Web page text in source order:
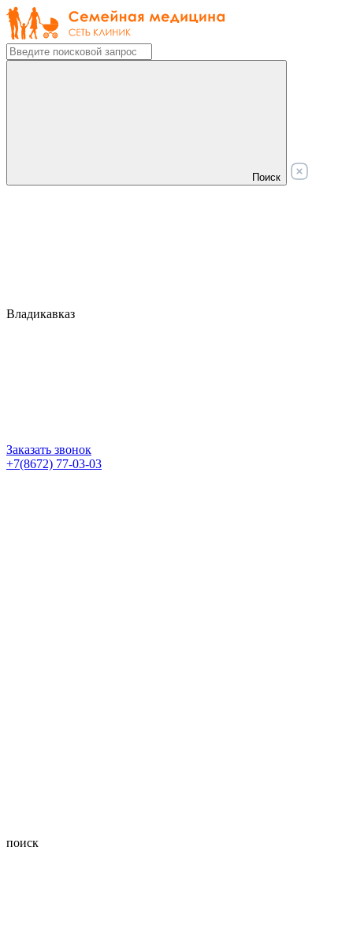
Поиск
Владикавказ
Заказать звонок
+7(8672) 77-03-03
поиск